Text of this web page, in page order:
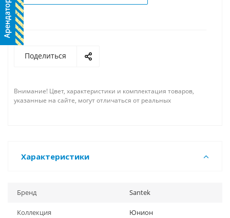
Поделиться
Внимание! Цвет, характеристики и комплектация товаров,
указанные на сайте, могут отличаться от реальных
Характеристики
Бренд Santek
Коллекция Юнион